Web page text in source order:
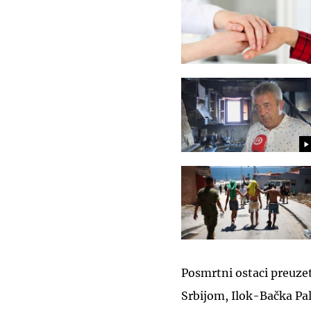
Posmrtni ostaci
Srbijom, Ilok-Bačka